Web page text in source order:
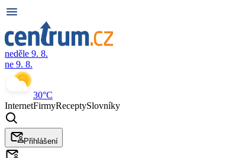
neděle 9. 8.
ne 9. 8.
30°C
InternetFirmyReceptySlovníky
Přihlášení